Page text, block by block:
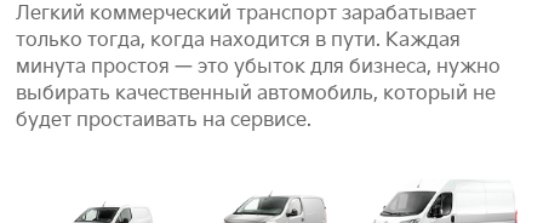
Легкий коммерческий транспорт зарабатывает
только тогда, когда находится в пути. Каждая
минута простоя — это убыток для бизнеса, нужно
выбирать качественный автомобиль, который не
будет простаивать на сервисе.